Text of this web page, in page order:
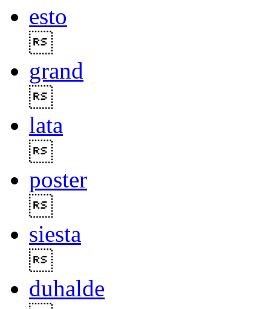
esto
grand
lata
poster
siesta
duhalde